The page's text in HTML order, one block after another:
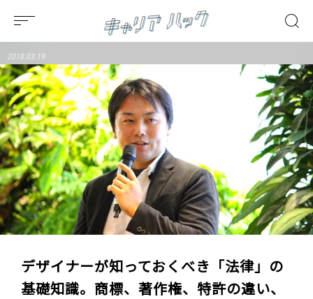
2018.03.19
デザイナーが知っておくべき「法律」の
基礎知識。商標、著作権、特許の違い、